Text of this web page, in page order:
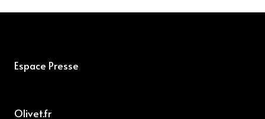
Espace Presse
Olivet.fr